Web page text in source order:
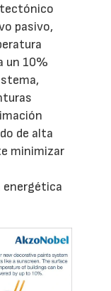
pasivo,
un 10%
de alta
minimizar